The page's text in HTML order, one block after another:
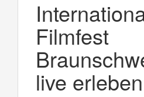
Filmfest
live